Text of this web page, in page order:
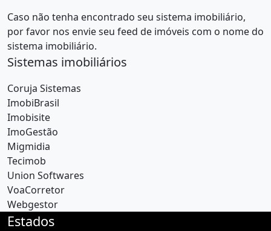
Caso não tenha encontrado seu sistema imobiliário,
por favor nos envie seu feed de imóveis com o nome do
sistema imobiliário.
Sistemas imobiliários
Coruja Sistemas
ImobiBrasil
Imobisite
ImoGestão
Migmidia
Tecimob
Union Softwares
VoaCorretor
Webgestor
Estados